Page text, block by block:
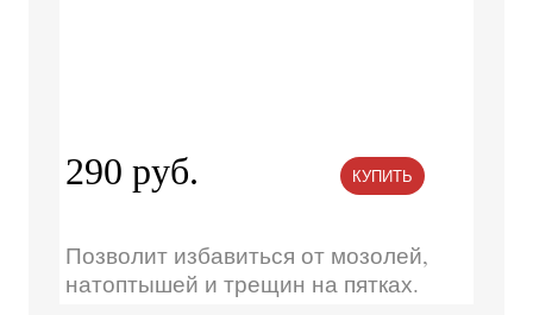
290 руб. КУПИТЬ
Позволит избавиться от мозолей,
натоптышей и трещин на пятках.